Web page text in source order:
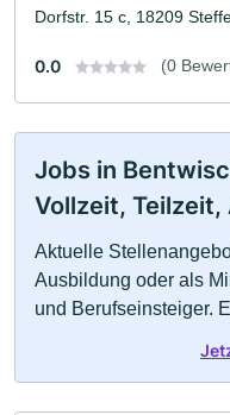
Dorfstr. 15 c, 18209
0.0 (0
Jobs in
Vollzeit, Teilzeit,
Aktuelle
Ausbildung oder als
und Berufseinsteiger.